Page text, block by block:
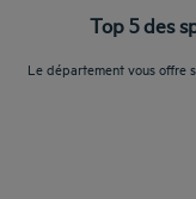
Top 5 des
Le département vous offre